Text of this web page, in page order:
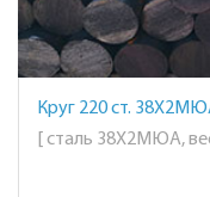
Круг 220 ст.
[ сталь 38Х2МЮА,